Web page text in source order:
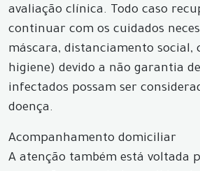
avaliação clínica. Todo caso
continuar com os cuidados
máscara, distanciamento social,
higiene) devido a não garantia
infectados possam ser
doença.
Acompanhamento domiciliar
A atenção também está voltada